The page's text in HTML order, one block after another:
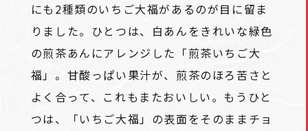
にも2種類のいちご大福があるのが目に留ま
りました。ひとつは、白あんをきれいな緑色
の煎茶あんにアレンジした「煎茶いちご大
福」。甘酸っぱい果汁が、煎茶のほろ苦さと
よく合って、これもまたおいしい。もうひと
つは、「いちご大福」の表面をそのままチョ